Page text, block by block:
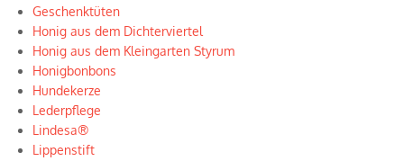
Geschenktüten
Honig aus dem Dichterviertel
Honig aus dem Kleingarten Styrum
Honigbonbons
Hundekerze
Lederpflege
Lindesa®
Lippenstift